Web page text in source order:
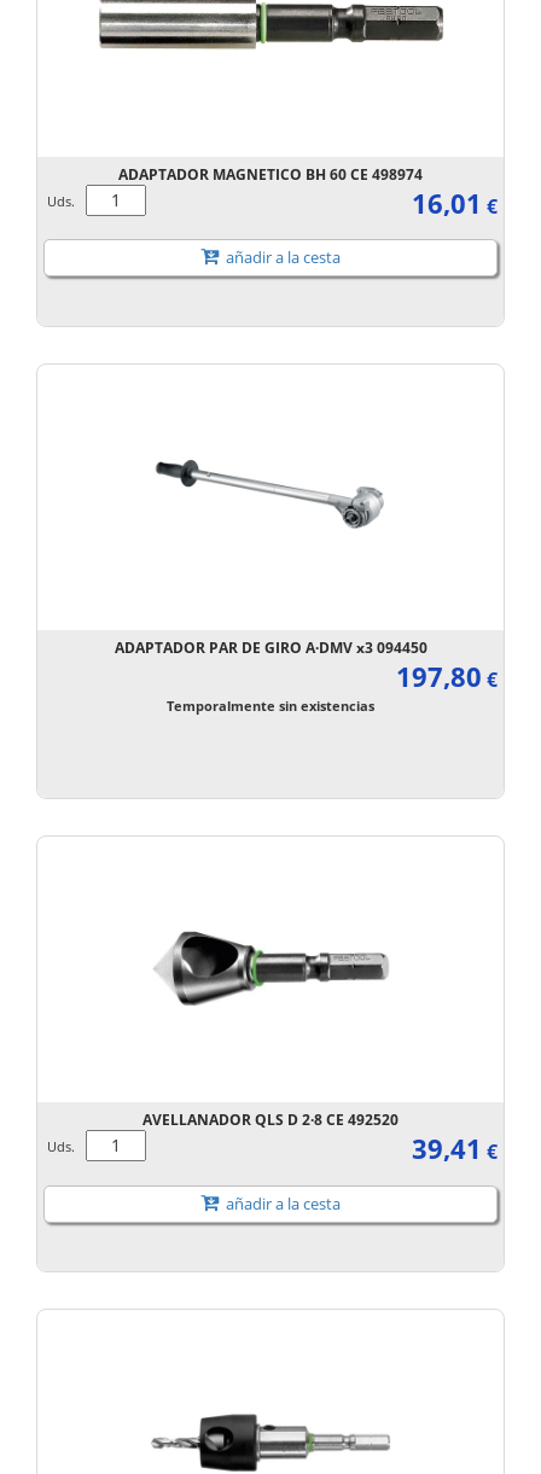
ADAPTADOR MAGNETICO BH 60 CE 498974
Uds. 16,01 €
añadir a la cesta
ADAPTADOR PAR DE GIRO A·DMV x3 094450
197,80 €
Temporalmente sin existencias
AVELLANADOR QLS D 2·8 CE 492520
Uds. 39,41 €
añadir a la cesta